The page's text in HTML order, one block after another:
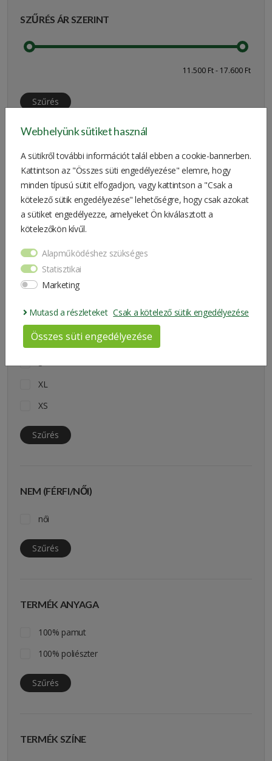
SZŰRÉS ÁR SZERINT
Szűrés
MÁRKA
John Deere
Szűrés
MÉRETEK
M
S
XL
XS
Szűrés
NEM (FÉRFI/NŐI)
női
Szűrés
TERMÉK ANYAGA
100% pamut
100% poliészter
Szűrés
TERMÉK SZÍNE
Webhelyünk sütiket használ
A sütikről további információt talál ebben a cookie-bannerben.
Kattintson az "Összes süti engedélyezése" elemre, hogy
minden típusú sütit elfogadjon, vagy kattintson a "Csak a
kötelező sütik engedélyezése" lehetőségre, hogy csak azokat
a sütiket engedélyezze, amelyeket Ön kiválasztott a
kötelezőkön kívűl.
Alapműködéshez szükséges
Statisztikai
Marketing
Mutasd a részleteket Csak a kötelező sütik engedélyezése
Összes süti engedélyezése